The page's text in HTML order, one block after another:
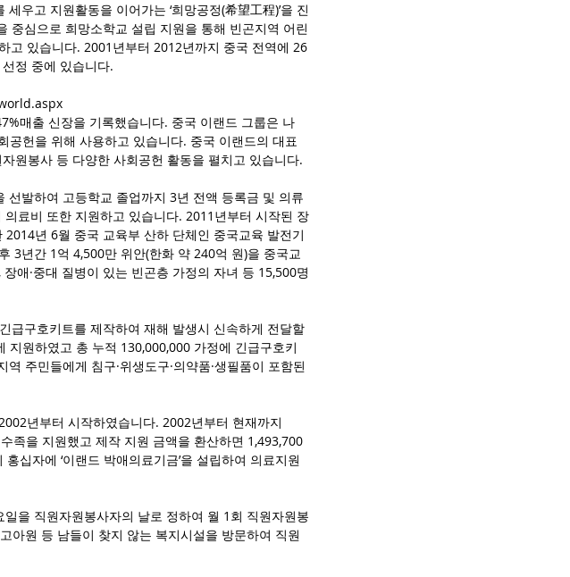
우고 지원활동을 이어가는 ‘희망공정(希望工程)’을 진
중심으로 희망소학교 설립 지원을 통해 빈곤지역 어린
고 있습니다. 2001년부터 2012년까지 중국 전역에 26
정 중에 있습니다.
매출 신장을 기록했습니다. 중국 이랜드 그룹은 나
공헌을 위해 사용하고 있습니다. 중국 이랜드의 대표
원봉사 등 다양한 사회공헌 활동을 펼치고 있습니다.
발하여 고등학교 졸업까지 3년 전액 등록금 및 의류
료비 또한 지원하고 있습니다. 2011년부터 시작된 장
년 6월 중국 교육부 산하 단체인 중국교육 발전기
3년간 1억 4,500만 위안(한화 약 240억 원)을 중국교
애·중대 질병이 있는 빈곤층 가정의 자녀 등 15,500명
급구호키트를 제작하여 재해 발생시 신속하게 전달할
원하였고 총 누적 130,000,000 가정에 긴급구호키
주민들에게 침구·위생도구·의약품·생필품이 포함된
년부터 시작하였습니다. 2002년부터 현재까지
족을 지원했고 제작 지원 금액을 환산하면 1,493,700
십자에 ‘이랜드 박애의료기금’을 설립하여 의료지원
을 직원자원봉사자의 날로 정하여 월 1회 직원자원봉
아원 등 남들이 찾지 않는 복지시설을 방문하여 직원